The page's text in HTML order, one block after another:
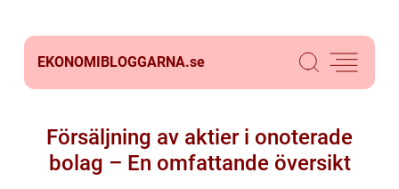
EKONOMIBLOGGARNA.se
Försäljning av aktier i onoterade
bolag – En omfattande översikt